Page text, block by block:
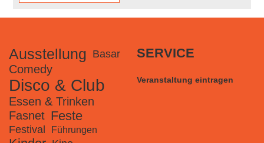
Ausstellung Basar
Comedy
Disco & Club
Essen & Trinken
Fasnet Feste
Festival Führungen
SERVICE
Veranstaltung eintragen